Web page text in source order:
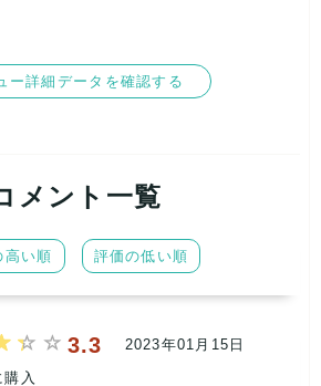
ー詳細データを確認する
メント一覧
高い順 評価の低い順
3.3
2023年01月15日
購入